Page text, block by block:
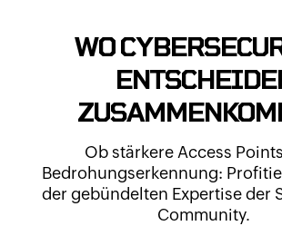
WO
Ob stärkere Access
Bedrohungserkennung:
der gebündelten Expertise der
Community.